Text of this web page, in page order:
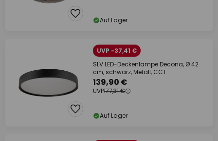
Auf Lager
UVP -37,41 €
SLV LED-Deckenlampe Decona, Ø 42
cm, schwarz, Metall, CCT
139,90 €
UVP177,31 €
Auf Lager